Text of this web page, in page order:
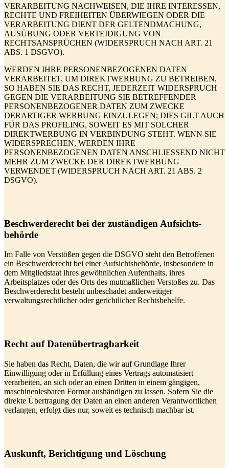
VERARBEITUNG NACHWEISEN, DIE IHRE INTERESSEN,
RECHTE UND FREIHEITEN ÜBERWIEGEN ODER DIE
VERARBEITUNG DIENT DER GELTENDMACHUNG,
AUSÜBUNG ODER VERTEIDIGUNG VON
RECHTSANSPRÜCHEN (WIDERSPRUCH NACH ART. 21
ABS. 1 DSGVO).
WERDEN IHRE PERSONENBEZOGENEN DATEN
VERARBEITET, UM DIREKTWERBUNG ZU BETREIBEN,
SO HABEN SIE DAS RECHT, JEDERZEIT WIDERSPRUCH
GEGEN DIE VERARBEITUNG SIE BETREFFENDER
PERSONENBEZOGENER DATEN ZUM ZWECKE
DERARTIGER WERBUNG EINZULEGEN; DIES GILT AUCH
FÜR DAS PROFILING, SOWEIT ES MIT SOLCHER
DIREKTWERBUNG IN VERBINDUNG STEHT. WENN SIE
WIDERSPRECHEN, WERDEN IHRE
PERSONENBEZOGENEN DATEN ANSCHLIESSEND NICHT
MEHR ZUM ZWECKE DER DIREKTWERBUNG
VERWENDET (WIDERSPRUCH NACH ART. 21 ABS. 2
DSGVO).
Beschwerde­recht bei der zuständigen Aufsichts­
behörde
Im Falle von Verstößen gegen die DSGVO steht den Betroffenen
ein Beschwerderecht bei einer Aufsichtsbehörde, insbesondere in
dem Mitgliedstaat ihres gewöhnlichen Aufenthalts, ihres
Arbeitsplatzes oder des Orts des mutmaßlichen Verstoßes zu. Das
Beschwerderecht besteht unbeschadet anderweitiger
verwaltungsrechtlicher oder gerichtlicher Rechtsbehelfe.
Recht auf Daten­übertrag­barkeit
Sie haben das Recht, Daten, die wir auf Grundlage Ihrer
Einwilligung oder in Erfüllung eines Vertrags automatisiert
verarbeiten, an sich oder an einen Dritten in einem gängigen,
maschinenlesbaren Format aushändigen zu lassen. Sofern Sie die
direkte Übertragung der Daten an einen anderen Verantwortlichen
verlangen, erfolgt dies nur, soweit es technisch machbar ist.
Auskunft, Berichtigung und Löschung